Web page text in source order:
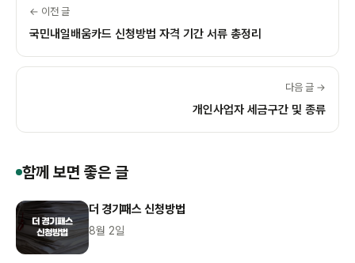
← 이전 글
국민내일배움카드 신청방법 자격 기간 서류 총정리
다음 글 →
개인사업자 세금구간 및 종류
함께 보면 좋은 글
더 경기패스 신청방법
8월 2일